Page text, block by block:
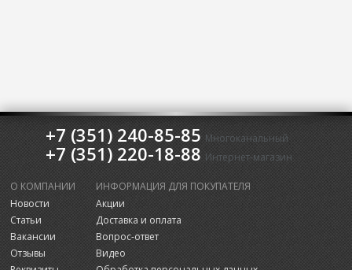
+7 (351) 240-85-85 Многоканальный
+7 (351) 220-18-88 Интернет-магазин
О КОМПАНИИ
Новости
Статьи
Вакансии
Отзывы
ИНФОРМАЦИЯ ДЛЯ ПОКУПАТЕЛЯ
Акции
Доставка и оплата
Вопрос-ответ
Видео